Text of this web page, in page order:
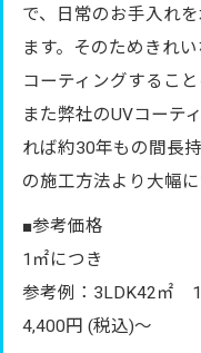
で、日常のお手入れ
ます。そのためきれ
コーティングするこ
また弊社のUVコーテ
れば約30年もの間長
の施工方法より大幅
■参考価格
1㎡につき
参考例：3LDK42㎡
4,400円 (税込)～